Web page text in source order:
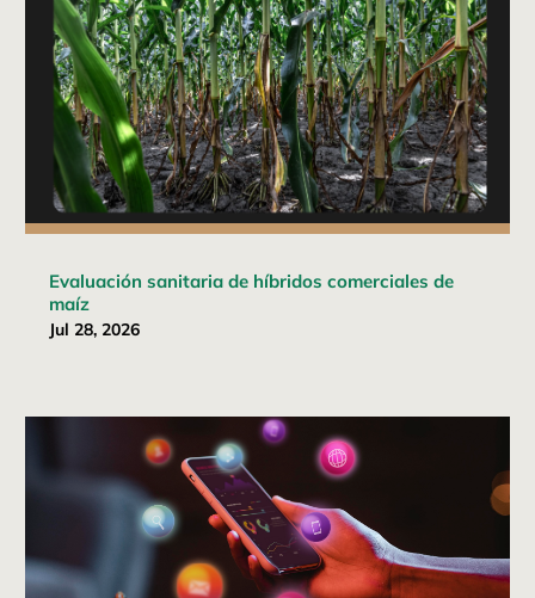
Evaluación sanitaria de híbridos comerciales de
maíz
Jul 28, 2026